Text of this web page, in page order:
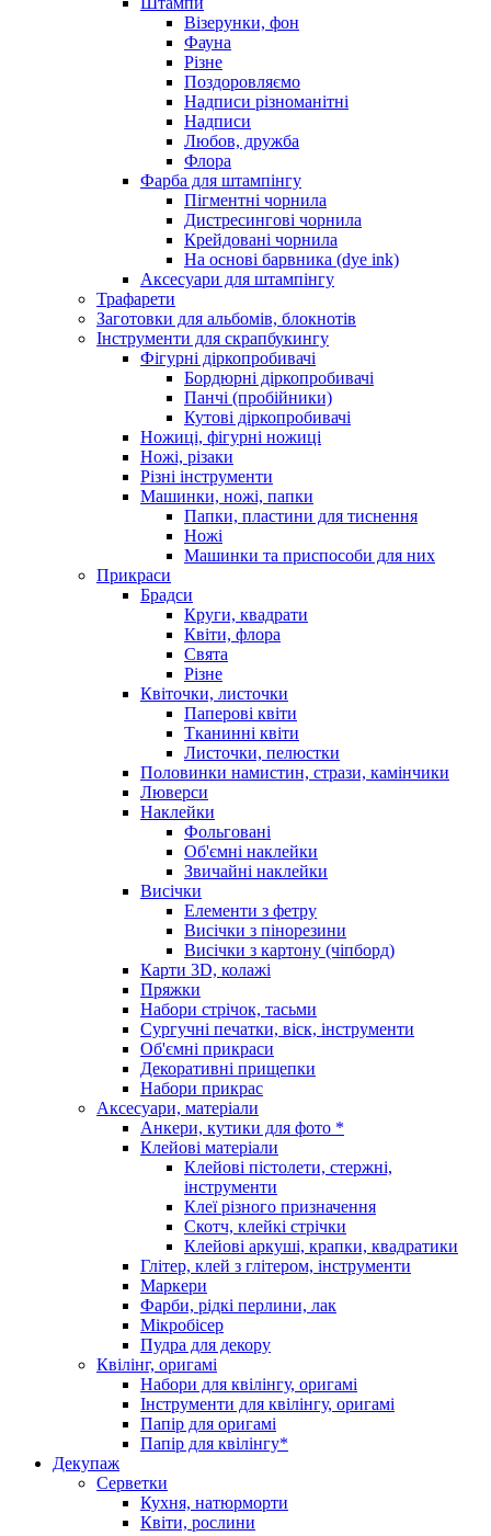
Візерунки, фон
Фауна
Різне
Поздоровляємо
Надписи різноманітні
Надписи
Любов, дружба
Флора
Фарба для штампінгу
Пігментні чорнила
Дистресингові чорнила
Крейдовані чорнила
На основі барвника (dye ink)
Аксесуари для штампінгу
Трафарети
Заготовки для альбомів, блокнотів
Інструменти для скрапбукингу
Фігурні діркопробивачі
Бордюрні діркопробивачі
Панчі (пробійники)
Кутові діркопробивачі
Ножиці, фігурні ножиці
Ножі, різаки
Різні інструменти
Машинки, ножі, папки
Папки, пластини для тиснення
Ножі
Машинки та приспособи для них
Прикраси
Брадси
Круги, квадрати
Квіти, флора
Свята
Різне
Квіточки, листочки
Паперові квіти
Тканинні квіти
Листочки, пелюстки
Половинки намистин, стрази, камінчики
Люверси
Наклейки
Фольговані
Об'ємні наклейки
Звичайні наклейки
Висічки
Елементи з фетру
Висічки з пінорезини
Висічки з картону (чіпборд)
Карти 3D, колажі
Пряжки
Набори стрічок, тасьми
Сургучні печатки, віск, інструменти
Об'ємні прикраси
Декоративні прищепки
Набори прикрас
Аксесуари, матеріали
Анкери, кутики для фото *
Клейові матеріали
Клейові пістолети, стержні,
інструменти
Клеї різного призначення
Скотч, клейкі стрічки
Клейові аркуші, крапки, квадратики
Глітер, клей з глітером, інструменти
Маркери
Фарби, рідкі перлини, лак
Мікробісер
Пудра для декору
Квілінг, оригамі
Набори для квілінгу, оригамі
Інструменти для квілінгу, оригамі
Папір для оригамі
Папір для квілінгу*
Декупаж
Серветки
Кухня, натюрморти
Квіти, рослини